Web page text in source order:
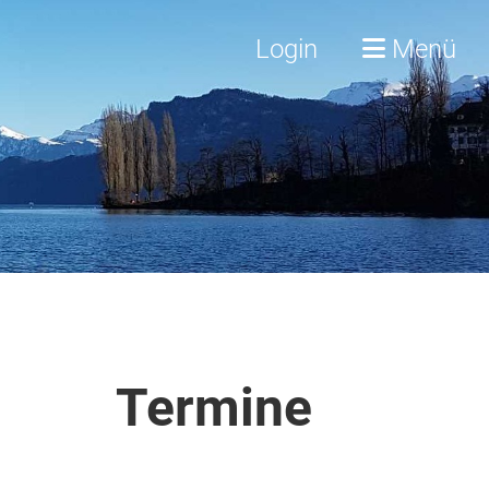
Login Menü
Termine